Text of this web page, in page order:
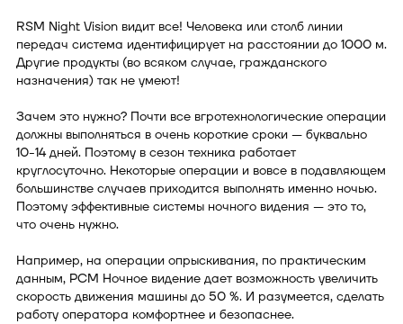
RSM Night Vision видит все! Человека или столб линии
передач система идентифицирует на расстоянии до 1000 м.
Другие продукты (во всяком случае, гражданского
назначения) так не умеют!
Зачем это нужно? Почти все вгротехнологические операции
должны выполняться в очень короткие сроки — буквально
10-14 дней. Поэтому в сезон техника работает
круглосуточно. Некоторые операции и вовсе в подавляющем
большинстве случаев приходится выполнять именно ночью.
Поэтому эффективные системы ночного видения — это то,
что очень нужно.
Например, на операции опрыскивания, по практическим
данным, РСМ Ночное видение дает возможность увеличить
скорость движения машины до 50 %. И разумеется, сделать
работу оператора комфортнее и безопаснее.